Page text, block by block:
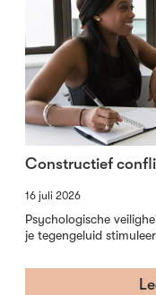
Constructief
16 juli 2026
Psychologische
je tegengeluid